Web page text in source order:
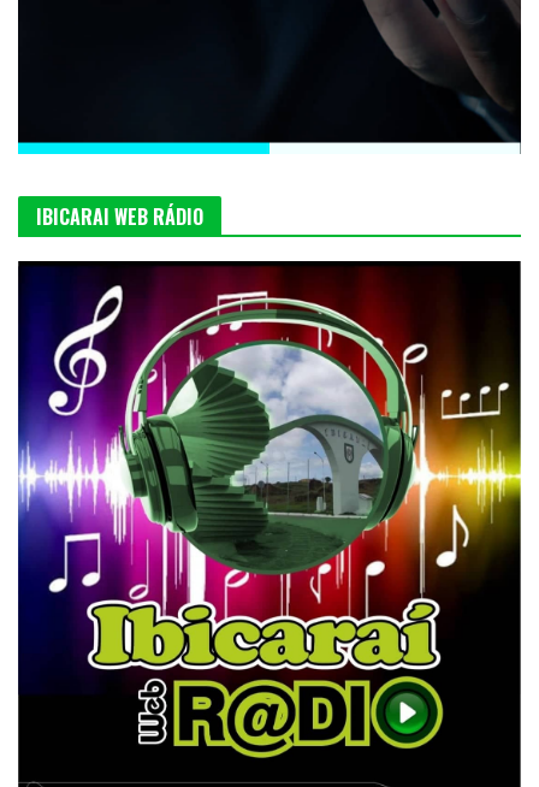
IBICARAI WEB RÁDIO